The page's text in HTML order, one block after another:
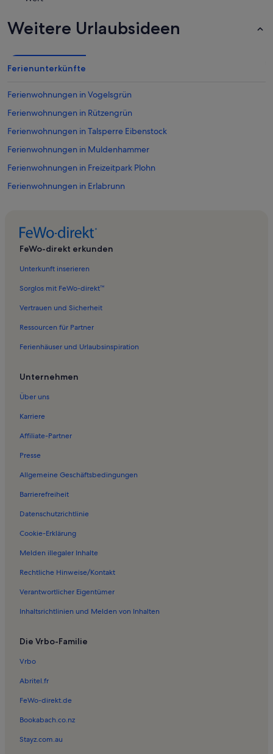
Weitere Urlaubsideen
Ferienunterkünfte
Ferienwohnungen in Vogelsgrün
Ferienwohnungen in Rützengrün
Ferienwohnungen in Talsperre Eibenstock
Ferienwohnungen in Muldenhammer
Ferienwohnungen in Freizeitpark Plohn
Ferienwohnungen in Erlabrunn
Ferienwohnungen in Breitenbrunn/Erzgeb.
Ferienwohnungen in Kohlau
Ferienwohnungen in Tannenbergsthal
Ferienwohnungen in Bad Schlema
Ferienwohnungen in Wildenau
Ferienwohnungen in Schloss Schwarzenberg
Ferienwohnungen in Blauenthal
Ferienwohnungen in Grünheide
Ferienwohnungen in Hartmannsdorf bei Kirchberg
Ferienwohnungen in Rodewisch
Ferienwohnungen in Lauter
Ferienwohnungen in Beerheide
Ferienwohnungen in Hundshübel
Ferienwohnungen in Stickereimuseum Eibenstock
Ferienwohnungen in Schnarrtanne
Ferienwohnungen in Bad Reiboldsgrün
Ferienwohnungen in Sternwarte und Planetarium „Sigmund Jähn“
Ferienwohnungen in Wernesgrüner Brauerei
FeWo-direkt erkunden
Unterkunft inserieren
Sorglos mit FeWo-direkt™
Vertrauen und Sicherheit
Ressourcen für Partner
Ferienhäuser und Urlaubsinspiration
Unternehmen
Über uns
Karriere
Affiliate-Partner
Presse
Allgemeine Geschäftsbedingungen
Barrierefreiheit
Datenschutzrichtlinie
Cookie-Erklärung
Melden illegaler Inhalte
Rechtliche Hinweise/Kontakt
Verantwortlicher Eigentümer
Inhaltsrichtlinien und Melden von Inhalten
Die Vrbo-Familie
Vrbo
Abritel.fr
FeWo-direkt.de
Bookabach.co.nz
Stayz.com.au